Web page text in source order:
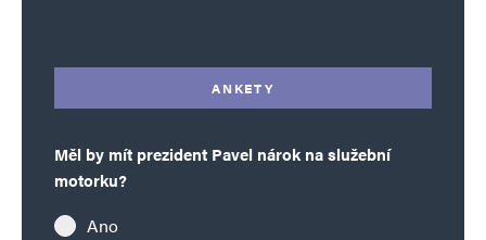
ANKETY
Měl by mít prezident Pavel nárok na služební
motorku?
Ano